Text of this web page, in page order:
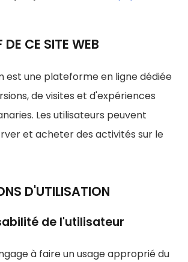
CE SITE WEB
est une plateforme en ligne dédiée
de visites et d'expériences
Les utilisateurs peuvent
et acheter des activités sur le
D'UTILISATION
de l'utilisateur
à faire un usage approprié du